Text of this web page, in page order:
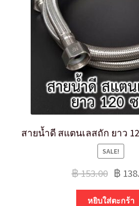
สายน้ำดี สแตนเลสถัก ยาว
SALE!
฿153.00 ฿
หยิบใส่ตะกร้า